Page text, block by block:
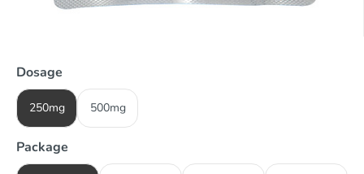
Dosage
250mg 500mg
Package